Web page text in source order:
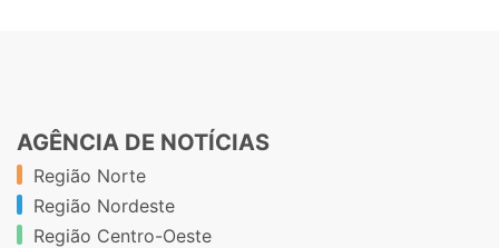
AGÊNCIA DE NOTÍCIAS
Região Norte
Região Nordeste
Região Centro-Oeste